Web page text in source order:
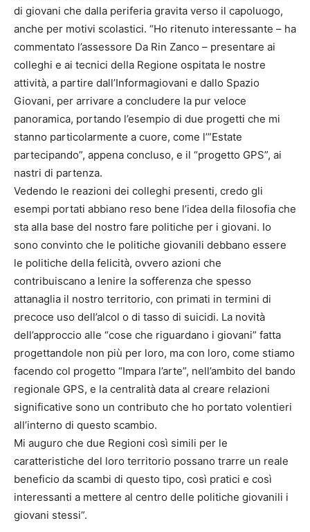
di giovani che dalla periferia gravita verso il capoluogo,
anche per motivi scolastici. “Ho ritenuto interessante – ha
commentato l’assessore Da Rin Zanco – presentare ai
colleghi e ai tecnici della Regione ospitata le nostre
attività, a partire dall’Informagiovani e dallo Spazio
Giovani, per arrivare a concludere la pur veloce
panoramica, portando l’esempio di due progetti che mi
stanno particolarmente a cuore, come l’”Estate
partecipando”, appena concluso, e il “progetto GPS”, ai
nastri di partenza.
Vedendo le reazioni dei colleghi presenti, credo gli
esempi portati abbiano reso bene l’idea della filosofia che
sta alla base del nostro fare politiche per i giovani. Io
sono convinto che le politiche giovanili debbano essere
le politiche della felicità, ovvero azioni che
contribuiscano a lenire la sofferenza che spesso
attanaglia il nostro territorio, con primati in termini di
precoce uso dell’alcol o di tasso di suicidi. La novità
dell’approccio alle “cose che riguardano i giovani” fatta
progettandole non più per loro, ma con loro, come stiamo
facendo col progetto “Impara l’arte”, nell’ambito del bando
regionale GPS, e la centralità data al creare relazioni
significative sono un contributo che ho portato volentieri
all’interno di questo scambio.
Mi auguro che due Regioni così simili per le
caratteristiche del loro territorio possano trarre un reale
beneficio da scambi di questo tipo, così pratici e così
interessanti a mettere al centro delle politiche giovanili i
giovani stessi”.